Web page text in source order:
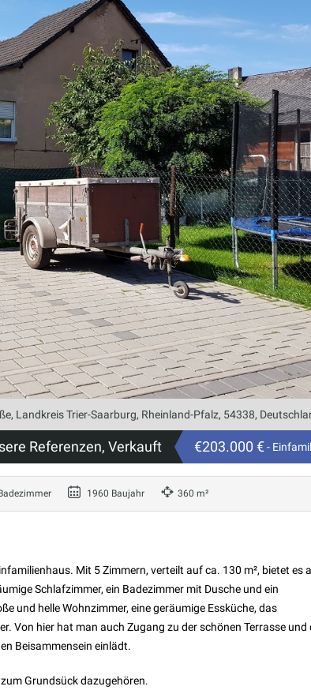
Landkreis Trier-Saarburg, Rheinland-Pfalz, 54338,
Referenzen, Verkauft €203.000 €-
1960 Baujahr 360 m²
Mit 5 Zimmern, verteilt auf ca. 130 m², bietet es
Schlafzimmer, ein Badezimmer mit Dusche und ein
und helle Wohnzimmer, eine geräumige Essküche, das
Von hier hat man auch Zugang zu der schönen Terrasse und
Beisammensein einlädt.
Grundsück dazugehören.